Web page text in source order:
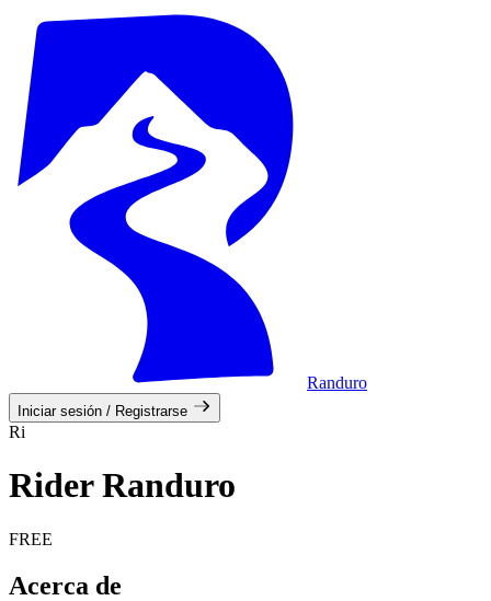
Randuro
Iniciar sesión / Registrarse
Ri
Rider Randuro
FREE
Acerca de